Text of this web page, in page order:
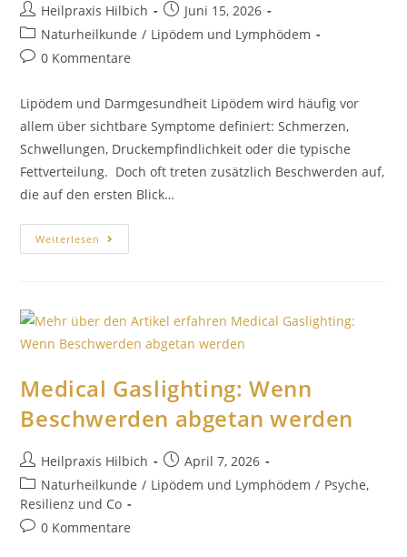
Heilpraxis Hilbich
Juni 15, 2026
Naturheilkunde / Lipödem und Lymphödem
0 Kommentare
Lipödem und Darmgesundheit Lipödem wird häufig vor
allem über sichtbare Symptome definiert: Schmerzen,
Schwellungen, Druckempfindlichkeit oder die typische
Fettverteilung. Doch oft treten zusätzlich Beschwerden auf,
die auf den ersten Blick…
Weiterlesen
Medical Gaslighting: Wenn
Beschwerden abgetan werden
Heilpraxis Hilbich
April 7, 2026
Naturheilkunde / Lipödem und Lymphödem / Psyche,
Resilienz und Co
0 Kommentare